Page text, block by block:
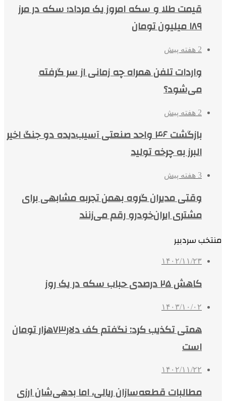
قیمت طلا و سکه امروز یک مرداد؛ سکه در مرز
۱۸۹ میلیون تومان
2 هفته پیش
واردات تلفن همراه چه زمانی از سر گرفته
می‌شود؟
2 هفته پیش
بازگشت ۴۶ واحد صنعتی آسیب‌دیده دو جنگ اخیر
البرز به چرخه تولید
3 هفته پیش
وقتی مدیران گروه بهمن تجربه مشابهی برای
مشتری ایران‌خودرو رقم می‌زنند
منتخب سردبیر
۱۴۰۲/۱۱/۲۳
کاهش ۲۵ درصدی حباب سکه در یک روز
۱۴۰۳/۱۰/۰۲
همتی تکذیب کرد: نگفتم کف دلار۷۳هزار تومان
است
۱۴۰۲/۱۱/۲۲
مطالبات قطعه‌سازان ریالی، اما بدهی‌شان ارزی